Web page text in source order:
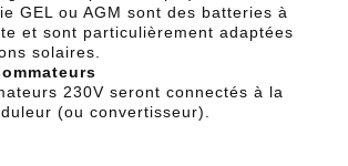
GEL ou AGM sont des batteries à
et sont particulièrement adaptées
solaires.
230V seront connectés à la
(ou convertisseur).